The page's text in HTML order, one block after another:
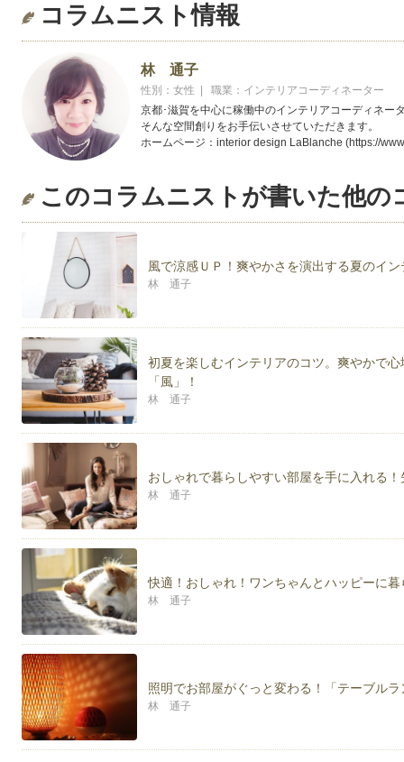
コラムニスト情報
林 通子
性別：女性 | 職業：インテリアコーディネーター
京都･滋賀を中心に稼働中のインテリアコーディネー
そんな空間創りをお手伝いさせていただきます。
ホームページ：interior design LaBlanche (https://
このコラムニストが書いた他の
風で涼感ＵＰ！爽やかさを演出する夏のイ
林 通子
初夏を楽しむインテリアのコツ。爽やかで
「風」！
林 通子
おしゃれで暮らしやすい部屋を手に入れる
林 通子
快適！おしゃれ！ワンちゃんとハッピーに
林 通子
照明でお部屋がぐっと変わる！「テーブル
林 通子